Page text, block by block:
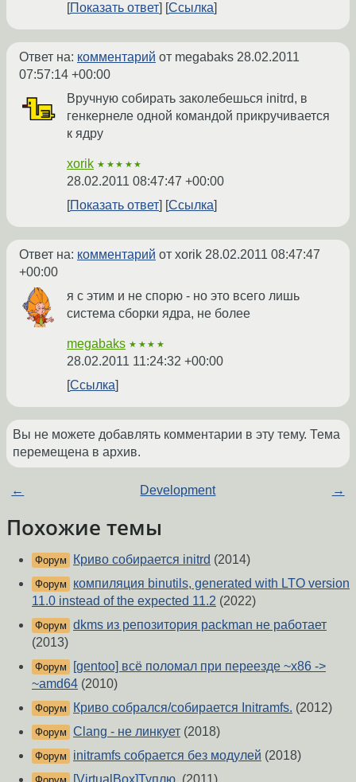
Показать ответ
Ссылка
Ответ на: комментарий от megabaks 28.02.2011
07:57:14 +00:00
Вручную собирать заколебешься initrd, в
генкернеле одной командой прикручивается
к ядру
xorik ★★★★★
28.02.2011 08:47:47 +00:00
Показать ответ
Ссылка
Ответ на: комментарий от xorik 28.02.2011 08:47:47
+00:00
я с этим и не спорю - но это всего лишь
система сборки ядра, не более
megabaks ★★★★
28.02.2011 11:24:32 +00:00
Ссылка
Вы не можете добавлять комментарии в эту тему. Тема
перемещена в архив.
← Development →
Похожие темы
Форум Криво собирается initrd (2014)
Форум
компиляция binutils, generated with LTO version
11.0 instead of the expected 11.2 (2022)
Форум dkms из репозитория packman не работает
(2013)
Форум
[gentoo] всё поломал при переезде ~x86 ->
~amd64 (2010)
Форум Криво собрался/собирается Initramfs. (2012)
Форум Clang - не линкует (2018)
Форум initramfs собрается без модулей (2018)
[VirtualBox]Туплю. (2011)